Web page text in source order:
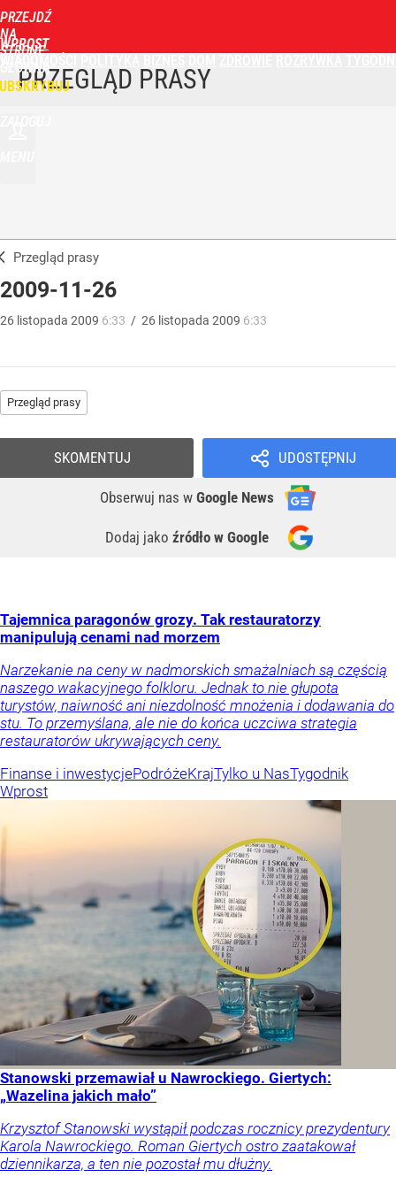
PRZEJDŹ
NA
STRONĘ
GŁÓWNĄ
WPROST
PRZEGLĄD PRASY
Przegląd prasy
2009-11-26
26 listopada 2009 6:33 / 26 listopada 2009 6:33
Przegląd prasy
UDOSTĘPNIJ
Obserwuj nas w Google News
Dodaj jako źródło w Google
SKOMENTUJ
Tajemnica paragonów grozy. Tak restauratorzy
manipulują cenami nad morzem
Narzekanie na ceny w nadmorskich smażalniach są częścią
naszego wakacyjnego folkloru. Jednak to nie głupota
turystów, naiwność ani niezdolność mnożenia i dodawania do
stu. To przemyślana, ale nie do końca uczciwa strategia
restauratorów ukrywających ceny.
Finanse i inwestycjePodróżeKrajTylko u NasTygodnik
Wprost
Stanowski przemawiał u Nawrockiego. Giertych:
„Wazelina jakich mało”
Krzysztof Stanowski wystąpił podczas rocznicy prezydentury
Karola Nawrockiego. Roman Giertych ostro zaatakował
dziennikarza, a ten nie pozostał mu dłużny.